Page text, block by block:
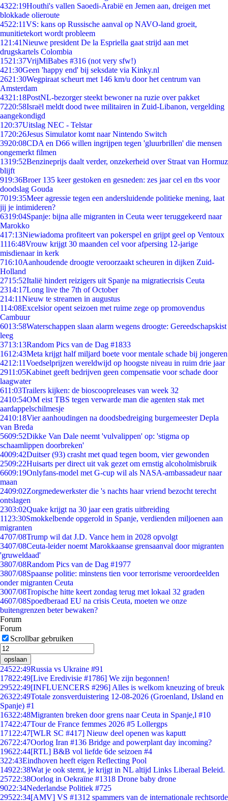
4322:19Houthi's vallen Saoedi-Arabië en Jemen aan, dreigen met
blokkade olieroute
4522:11VS: kans op Russische aanval op NAVO-land groeit,
munitietekort wordt probleem
1 21:41Nieuwe president De la Espriella gaat strijd aan met
drugskartels Colombia
1521:37VrijMiBabes #316 (not very sfw!)
421:30Geen 'happy end' bij seksdate via Kinky.nl
2621:30Wegpiraat scheurt met 146 km/u door het centrum van
Amsterdam
4321:18PostNL-bezorger steekt bewoner na ruzie over pakket
7220:58Israël meldt dood twee militairen in Zuid-Libanon, vergelding
aangekondigd
1 20:37Uitslag NEC - Telstar
1720:26Jesus Simulator komt naar Nintendo Switch
3920:08CDA en D66 willen ingrijpen tegen 'gluurbrillen' die mensen
ongemerkt filmen
1319:52Benzineprijs daalt verder, onzekerheid over Straat van Hormuz
blijft
919:36Broer 135 keer gestoken en gesneden: zes jaar cel en tbs voor
doodslag Gouda
7019:35Meer agressie tegen een andersluidende politieke mening, laat
jij je intimideren?
6319:04Spanje: bijna alle migranten in Ceuta weer teruggekeerd naar
Marokko
417:13Niewiadoma profiteert van pokerspel en grijpt geel op Ventoux
1116:48Vrouw krijgt 30 maanden cel voor afpersing 12-jarige
misdienaar in kerk
716:10Aanhoudende droogte veroorzaakt scheuren in dijken Zuid-
Holland
2715:52Italië hindert reizigers uit Spanje na migratiecrisis Ceuta
2314:17Long live the 7th of October
214:11Nieuw te streamen in augustus
114:08Excelsior opent seizoen met ruime zege op promovendus
Cambuur
6013:58Waterschappen slaan alarm wegens droogte: Gereedschapskist
leeg
3713:13Random Pics van de Dag #1833
1612:43Meta krijgt half miljard boete voor mentale schade bij jongeren
4212:11Voedselprijzen wereldwijd op hoogste niveau in ruim drie jaar
2911:05Kabinet geeft bedrijven geen compensatie voor schade door
laagwater
611:03Trailers kijken: de bioscoopreleases van week 32
2410:54OM eist TBS tegen verwarde man die agenten stak met
aardappelschilmesje
2410:18Vier aanhoudingen na doodsbedreiging burgemeester Depla
van Breda
5609:52Dikke Van Dale neemt 'vulvalippen' op: 'stigma op
schaamlippen doorbreken'
4009:42Duitser (93) crasht met quad tegen boom, vier gewonden
2509:22Huisarts per direct uit vak gezet om ernstig alcoholmisbruik
6609:19Onlyfans-model met G-cup wil als NASA-ambassadeur naar
maan
2409:02Zorgmedewerkster die 's nachts haar vriend bezocht terecht
ontslagen
2303:02Quake krijgt na 30 jaar een gratis uitbreiding
11 23:30Smokkelbende opgerold in Spanje, verdienden miljoenen aan
migranten
4707/08Trump wil dat J.D. Vance hem in 2028 opvolgt
3407/08Ceuta-leider noemt Marokkaanse grensaanval door migranten
'gruweldaad'
3807/08Random Pics van de Dag #1977
3807/08Spaanse politie: minstens tien voor terrorisme veroordeelden
onder migranten Ceuta
3007/08Tropische hitte keert zondag terug met lokaal 32 graden
4607/08Spoedberaad EU na crisis Ceuta, moeten we onze
buitengrenzen beter bewaken?
Forum
Forum
Scrollbar gebruiken
opslaan
24522:49Russia vs Ukraine #91
17822:49[Live Eredivisie #1786] We zijn begonnen!
29522:49[INFLUENCERS #296] Alles is welkom kneuzing of breuk
26322:49Totale zonsverduistering 12-08-2026 (Groenland, IJsland en
Spanje) #1
16322:48Migranten breken door grens naar Ceuta in Spanje,l #10
17422:47Tour de France femmes 2026 #5 Lollergps
171 22:47[WLR SC #417] Nieuw deel openen was kaputt
26722:47Oorlog Iran #136 Bridge and powerplant day incoming?
19622:44[RTL] B&B vol liefde 6de seizoen #4
322:43Eindhoven heeft eigen Reflecting Pool
14922:38Wat je ook stemt, je krijgt in NL altijd Links Liberaal Beleid.
25722:38Oorlog in Oekraïne #1318 Drone baby drone
9022:34Nederlandse Politiek #725
29522:34[AMV] VS #1312 spammers van de internationale rechtsorde